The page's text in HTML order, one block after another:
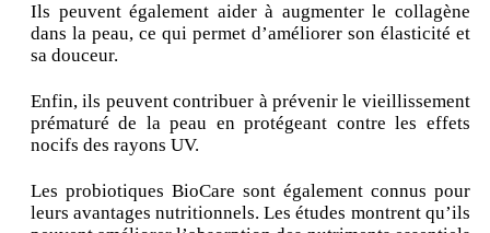
Ils peuvent également aider à augmenter le collagène
dans la peau, ce qui permet d’améliorer son élasticité et
sa douceur.
Enfin, ils peuvent contribuer à prévenir le vieillissement
prématuré de la peau en protégeant contre les effets
nocifs des rayons UV.
Les probiotiques BioCare sont également connus pour
leurs avantages nutritionnels. Les études montrent qu’ils